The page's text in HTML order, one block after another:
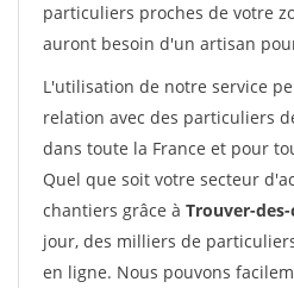
particuliers proches de votre
auront besoin d'un artisan
L'utilisation de notre service
relation avec des particuliers
dans toute la France et pour
Quel que soit votre secteur
chantiers grâce à Trouver-
jour, des milliers de
en ligne. Nous pouvons